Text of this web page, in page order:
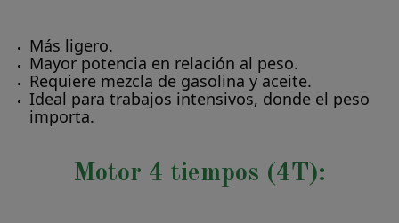
Más ligero.
Mayor potencia en relación al peso.
Requiere mezcla de gasolina y aceite.
Ideal para trabajos intensivos, donde el peso
importa.
Motor 4 tiempos (4T):